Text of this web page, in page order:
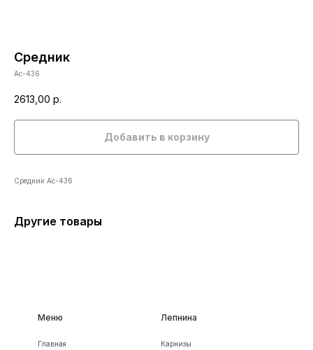
Средник
Ас-436
2613,00 р.
Добавить в корзину
Средник Ас-436
Другие товары
Меню
Главная
Лепнина
Карнизы